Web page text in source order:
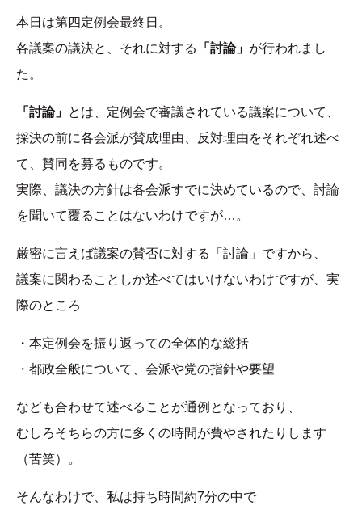
本日は第四定例会最終日。
各議案の議決と、それに対する
「討論」 が行われまし
た。
「討論」 とは、定例会で審議されている議案について、
採決の前に各会派が賛成理由、反対理由をそれぞれ述べ
て、賛同を募るものです。
実際、議決の方針は各会派すでに決めているので、討論
を聞いて覆ることはないわけですが…。
厳密に言えば議案の賛否に対する「討論」ですから、
議案に関わることしか述べてはいけないわけですが、実
際のところ
・本定例会を振り返っての全体的な総括
・都政全般について、会派や党の指針や要望
なども合わせて述べることが通例となっており、
むしろそちらの方に多くの時間が費やされたりします
（苦笑）。
そんなわけで、私は持ち時間約7分の中で